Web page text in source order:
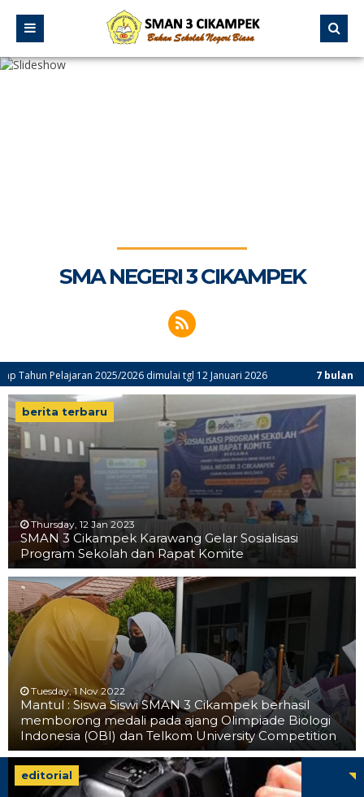
SMA NEGERI 3 CIKAMPEK
2025/2026 dimulai tgl 12 Januari 2026 7 bulan yang lalu
Negeri 3 Cikampek – PROGRESIF
berita terbaru
Thursday, 12 Jan 2023
SMAN 3 Cikampek Karawang Gelar Sosialisasi
Program Sekolah dan Rapat Komite
Tuesday, 1 Nov 2022
Mantul : Siswa Siswi SMAN 3 Cikampek berhasil
memborong medali pada ajang Olimpiade Biologi
Indonesia (OBI) dan Telkom University Competition
editorial